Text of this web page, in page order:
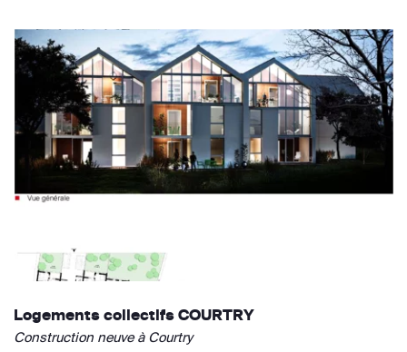
Logements collectifs COURTRY
Construction neuve à Courtry